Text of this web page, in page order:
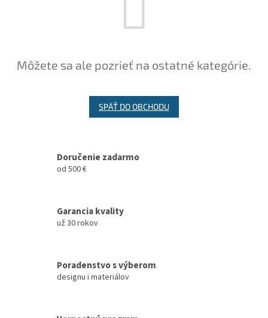
Môžete sa ale pozrieť na ostatné kategórie.
SPÄŤ DO OBCHODU
Doručenie zadarmo
od 500 €
Garancia kvality
už 30 rokov
Poradenstvo s výberom
designu i materiálov